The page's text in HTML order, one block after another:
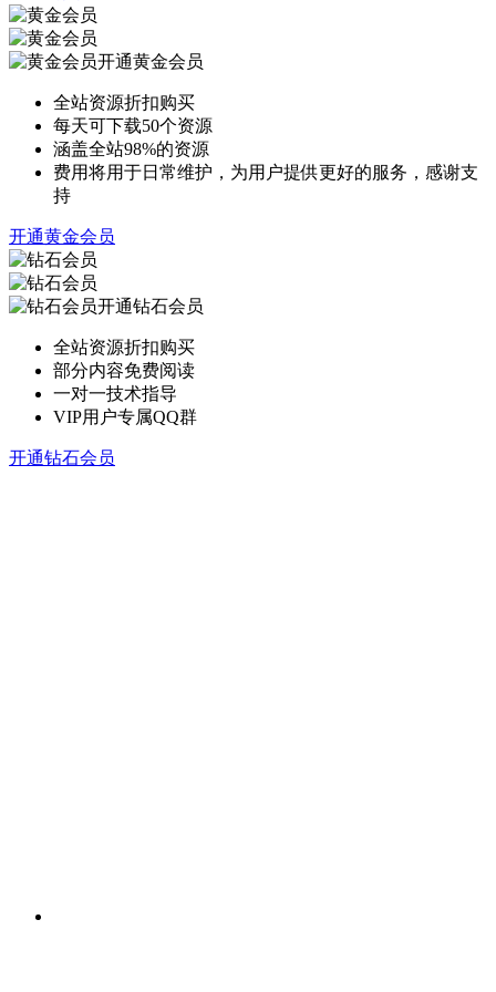
开通黄金会员
全站资源折扣购买
每天可下载50个资源
涵盖全站98%的资源
费用将用于日常维护，为用户提供更好的服务，感谢支
持
开通黄金会员
开通钻石会员
全站资源折扣购买
部分内容免费阅读
一对一技术指导
VIP用户专属QQ群
开通钻石会员